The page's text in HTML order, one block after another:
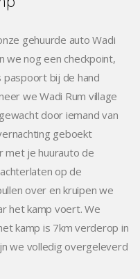
gehuurde auto Wadi
we nog een checkpoint,
paspoort bij de hand
we Wadi Rum village
door iemand van
geboekt
met je huurauto de
op de
over en kruipen we
het kamp voert. We
kamp is 7km verderop in
we volledig overgeleverd